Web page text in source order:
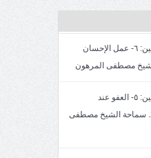
خطبة الجمعة: سمات المتقين: ٦- عمل الإحسان
خطبة الجمعة: سمات المتقين: ٥- العفو عند
المقدرة. بتاريخ 27 2/1447. سماحة الشيخ مصطفى